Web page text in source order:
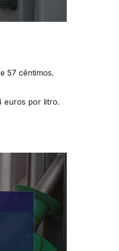
57 cêntimos.
euros por litro.